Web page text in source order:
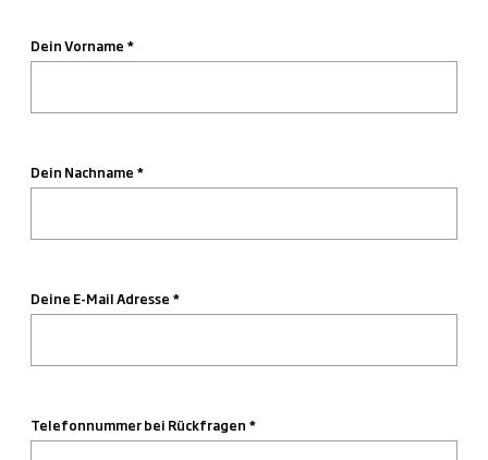
Dein Vorname
Dein Nachname
Deine E-Mail Adresse
Telefonnummer bei Rückfragen